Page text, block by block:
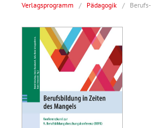
Verlagsprogramm / Pädagogik /